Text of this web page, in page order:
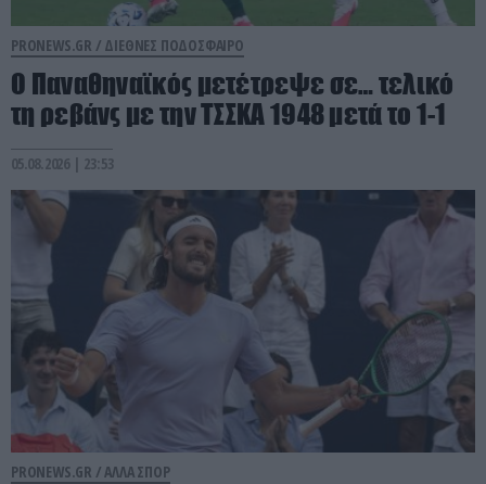
PRONEWS.GR / ΔΙΕΘΝΕΣ ΠΟΔΟΣΦΑΙΡΟ
Ο Παναθηναϊκός μετέτρεψε σε… τελικό
τη ρεβάνς με την ΤΣΣΚΑ 1948 μετά το 1-1
05.08.2026 | 23:53
PRONEWS.GR /ΑΛΛΑ ΣΠΟΡ